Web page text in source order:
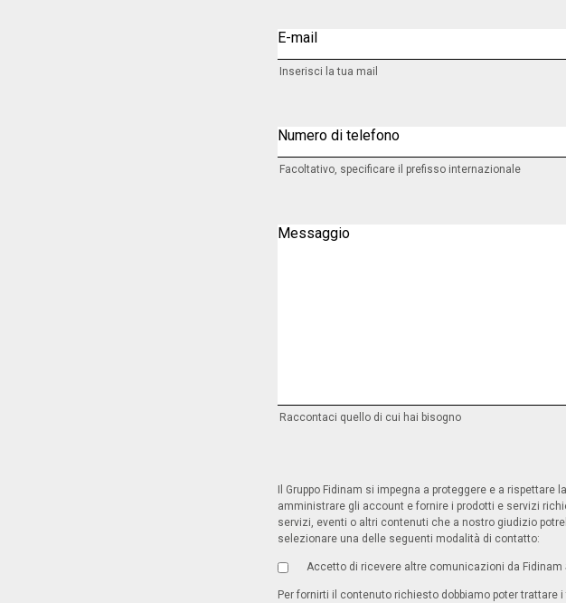
E-mail
Inserisci la tua mail
Numero di telefono
Facoltativo, specificare il prefisso internazionale
Messaggio
Raccontaci quello di cui hai bisogno
Il Gruppo Fidinam si impegna a proteggere e a
amministrare gli account e fornire i prodotti e servizi
servizi, eventi o altri contenuti che a nostro giudizio
selezionare una delle seguenti modalità di contatto:
Accetto di ricevere altre comunicazioni da Fidinam
Per fornirti il contenuto richiesto dobbiamo poter